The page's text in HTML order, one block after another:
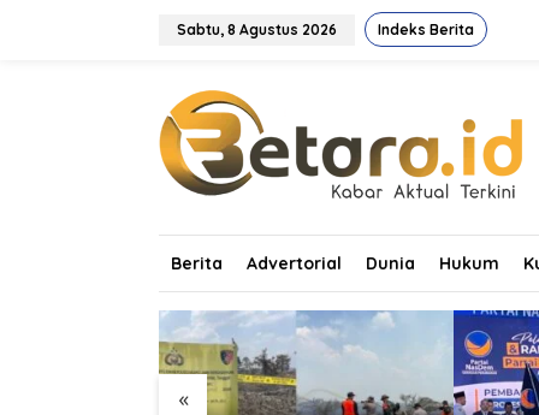
Sabtu, 8 Agustus 2026 Indeks Berita
Berita Advertorial Dunia Hukum
«